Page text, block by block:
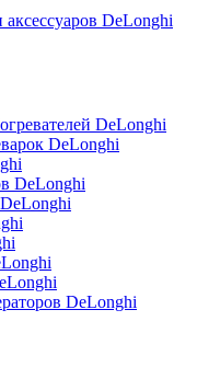
DeLonghi
DeLonghi
DeLonghi
DeLonghi